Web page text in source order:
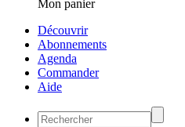
Mon panier
Découvrir
Abonnements
Agenda
Commander
Aide